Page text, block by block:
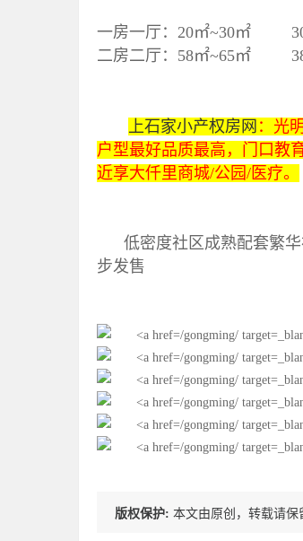
一房一厅：20㎡~30㎡ 30
二房二厅：58㎡~65㎡
上石家小产权房网 ：光
户型最好品质最高，门口教
近享大仟里商城/公园/医疗。
低密度社区成熟配套繁华
步发售
版权保护: 本文由原创，转载请保